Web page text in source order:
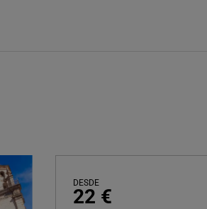
DESDE
22 €